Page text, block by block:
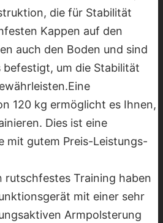
die für Stabilität
Kappen auf den
auch den Boden und sind
befestigt, um die Stabilität
120 kg ermöglicht es Ihnen,
Dies ist eine
mit gutem Preis-Leistungs-
rutschfestes Training haben
mit einer sehr
Armpolsterung